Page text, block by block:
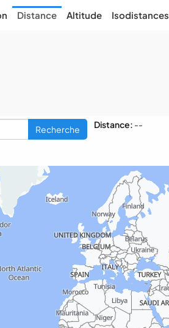
Distance Altitude Isodistances
Recherche Distance: --